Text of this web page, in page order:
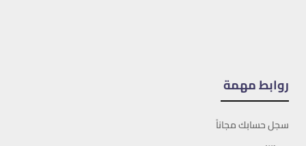
روابط مهمة
سجل حسابك مجاناً